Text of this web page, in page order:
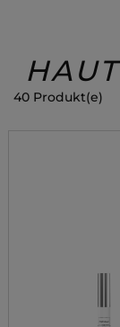
Beauty
40 Produkt(e)